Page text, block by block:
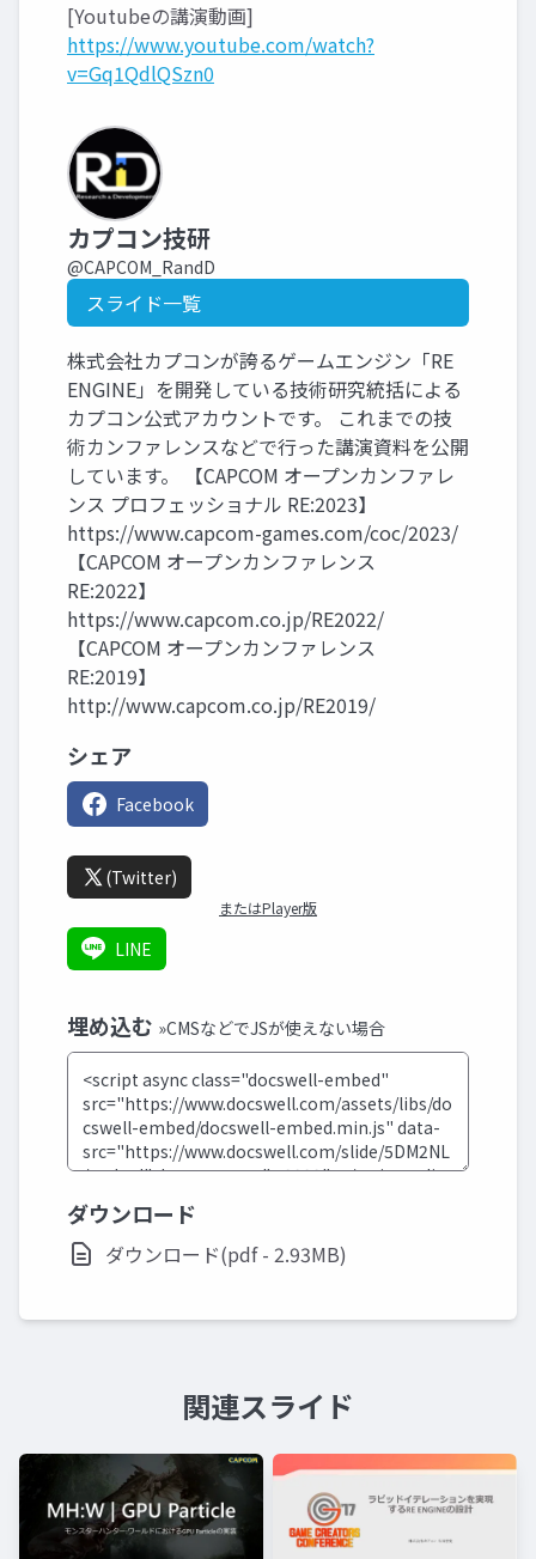
[Youtubeの講演動画]
https://www.youtube.com/watch?
v=Gq1QdlQSzn0
カプコン技研
@CAPCOM_RandD
スライド一覧
株式会社カプコンが誇るゲームエンジン「RE
ENGINE」を開発している技術研究統括による
カプコン公式アカウントです。 これまでの技
術カンファレンスなどで行った講演資料を公開
しています。 【CAPCOM オープンカンファレ
ンス プロフェッショナル RE:2023】
https://www.capcom-games.com/coc/2023/
【CAPCOM オープンカンファレンス
RE:2022】
https://www.capcom.co.jp/RE2022/
【CAPCOM オープンカンファレンス
RE:2019】
http://www.capcom.co.jp/RE2019/
シェア
Facebook
(Twitter)
またはPlayer版
LINE
埋め込む »CMSなどでJSが使えない場合
ダウンロード
ダウンロード(pdf - 2.93MB)
関連スライド